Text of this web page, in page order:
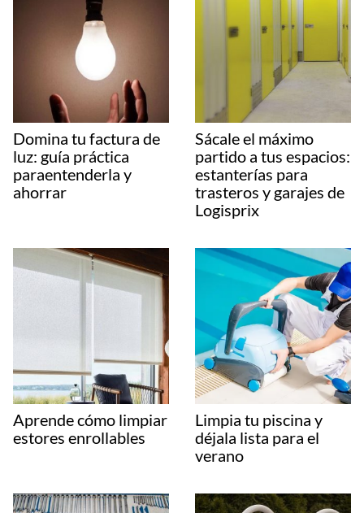
Domina tu factura de
luz: guía práctica
paraentenderla y
ahorrar
Sácale el máximo
partido a tus espacios:
estanterías para
trasteros y garajes de
Logisprix
Aprende cómo limpiar
estores enrollables
Limpia tu piscina y
déjala lista para el
verano